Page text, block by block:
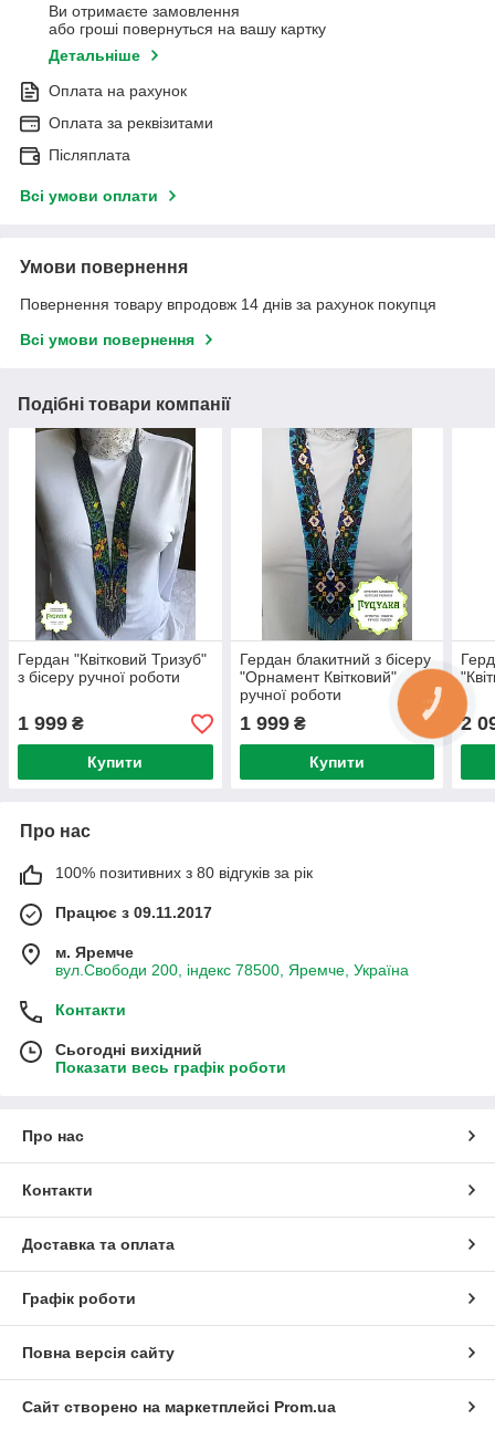
Ви отримаєте замовлення
або гроші повернуться на вашу картку
Детальніше
Оплата на рахунок
Оплата за реквізитами
Післяплата
Всі умови оплати
Умови повернення
Повернення товару впродовж 14 днів за рахунок покупця
Всі умови повернення
Подібні товари компанії
Гердан "Квітковий Тризуб"
з бісеру ручної роботи
1 999 ₴
Купити
Гердан блакитний з бісеру
"Орнамент Квітковий"
ручної роботи
1 999₴
Купити
2
Про нас
100% позитивних з 80 відгуків за рік
Працює з 09.11.2017
м. Яремче
вул.Свободи 200, індекс 78500, Яремче, Україна
Контакти
Сьогодні вихідний
Показати весь графік роботи
Про нас
Контакти
Доставка та оплата
Графік роботи
Повна версія сайту
Сайт створено на маркетплейсі Prom.ua